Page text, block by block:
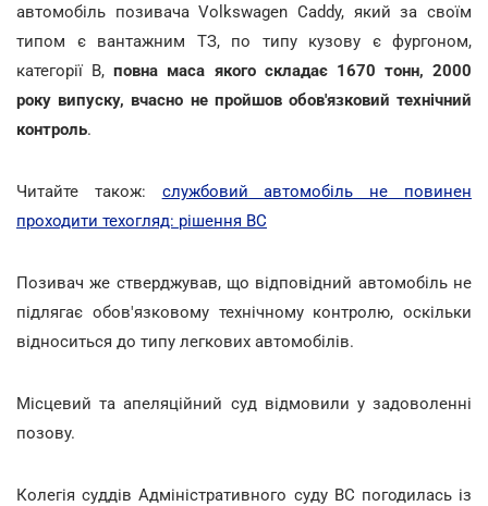
автомобіль позивача Volkswagen Caddy, який за своїм
типом є вантажним ТЗ, по типу кузову є фургоном,
категорії В,повна маса якого складає 1670 тонн, 2000
року випуску, вчасно не пройшов обов'язковий технічний
контроль.
Читайте також: службовий автомобіль не повинен
проходити техогляд: рішення ВС
Позивач же стверджував, що відповідний автомобіль не
підлягає обов'язковому технічному контролю, оскільки
відноситься до типу легкових автомобілів.
Місцевий та апеляційний суд відмовили у задоволенні
позову.
Колегія суддів Адміністративного суду ВС погодилась із